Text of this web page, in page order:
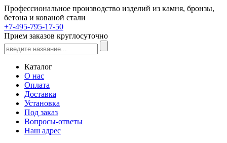
Профессиональное производство изделий из камня, бронзы,
бетона и кованой стали
+7-495-795-17-50
Прием заказов круглосуточно
Каталог
О нас
Оплата
Доставка
Установка
Под заказ
Вопросы-ответы
Наш адрес